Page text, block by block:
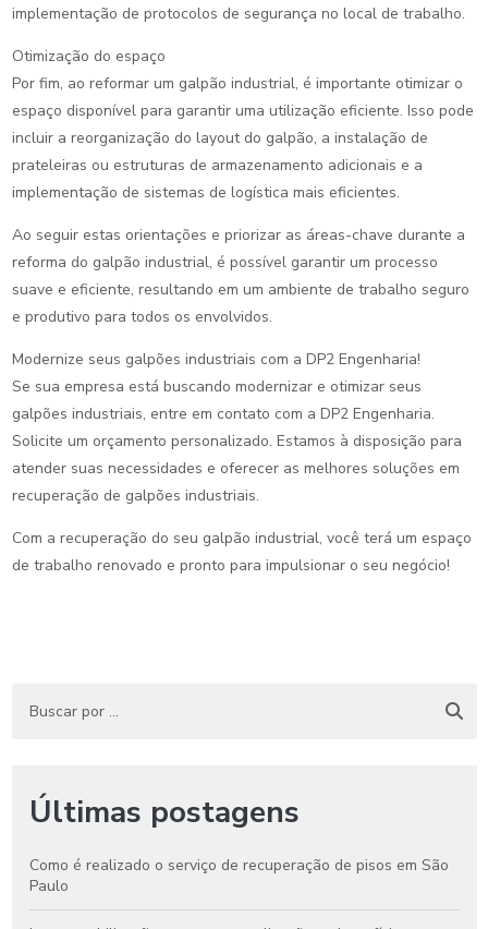
implementação de protocolos de segurança no local de trabalho.
Otimização do espaço
Por fim, ao reformar um galpão industrial, é importante otimizar o
espaço disponível para garantir uma utilização eficiente. Isso pode
incluir a reorganização do layout do galpão, a instalação de
prateleiras ou estruturas de armazenamento adicionais e a
implementação de sistemas de logística mais eficientes.
Ao seguir estas orientações e priorizar as áreas-chave durante a
reforma do galpão industrial, é possível garantir um processo
suave e eficiente, resultando em um ambiente de trabalho seguro
e produtivo para todos os envolvidos.
Modernize seus galpões industriais com a DP2 Engenharia!
Se sua empresa está buscando modernizar e otimizar seus
galpões industriais, entre em contato com a DP2 Engenharia.
Solicite um orçamento personalizado. Estamos à disposição para
atender suas necessidades e oferecer as melhores soluções em
recuperação de galpões industriais.
Com a recuperação do seu galpão industrial, você terá um espaço
de trabalho renovado e pronto para impulsionar o seu negócio!
Últimas postagens
Como é realizado o serviço de recuperação de pisos em São
Paulo